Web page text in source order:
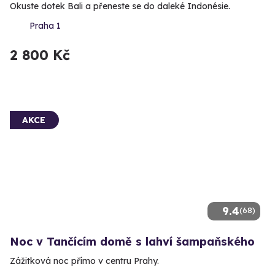
Okuste dotek Bali a přeneste se do daleké Indonésie.
Praha 1
2 800 Kč
9.4(68)
AKCE
Noc v Tančícím domě s lahví šampaňského
Zážitková noc přímo v centru Prahy.